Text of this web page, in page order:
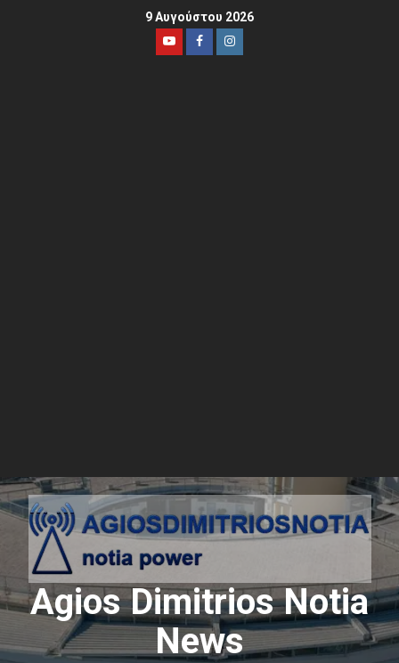
9 Αυγούστου 2026
Agios Dimitrios Notia
News